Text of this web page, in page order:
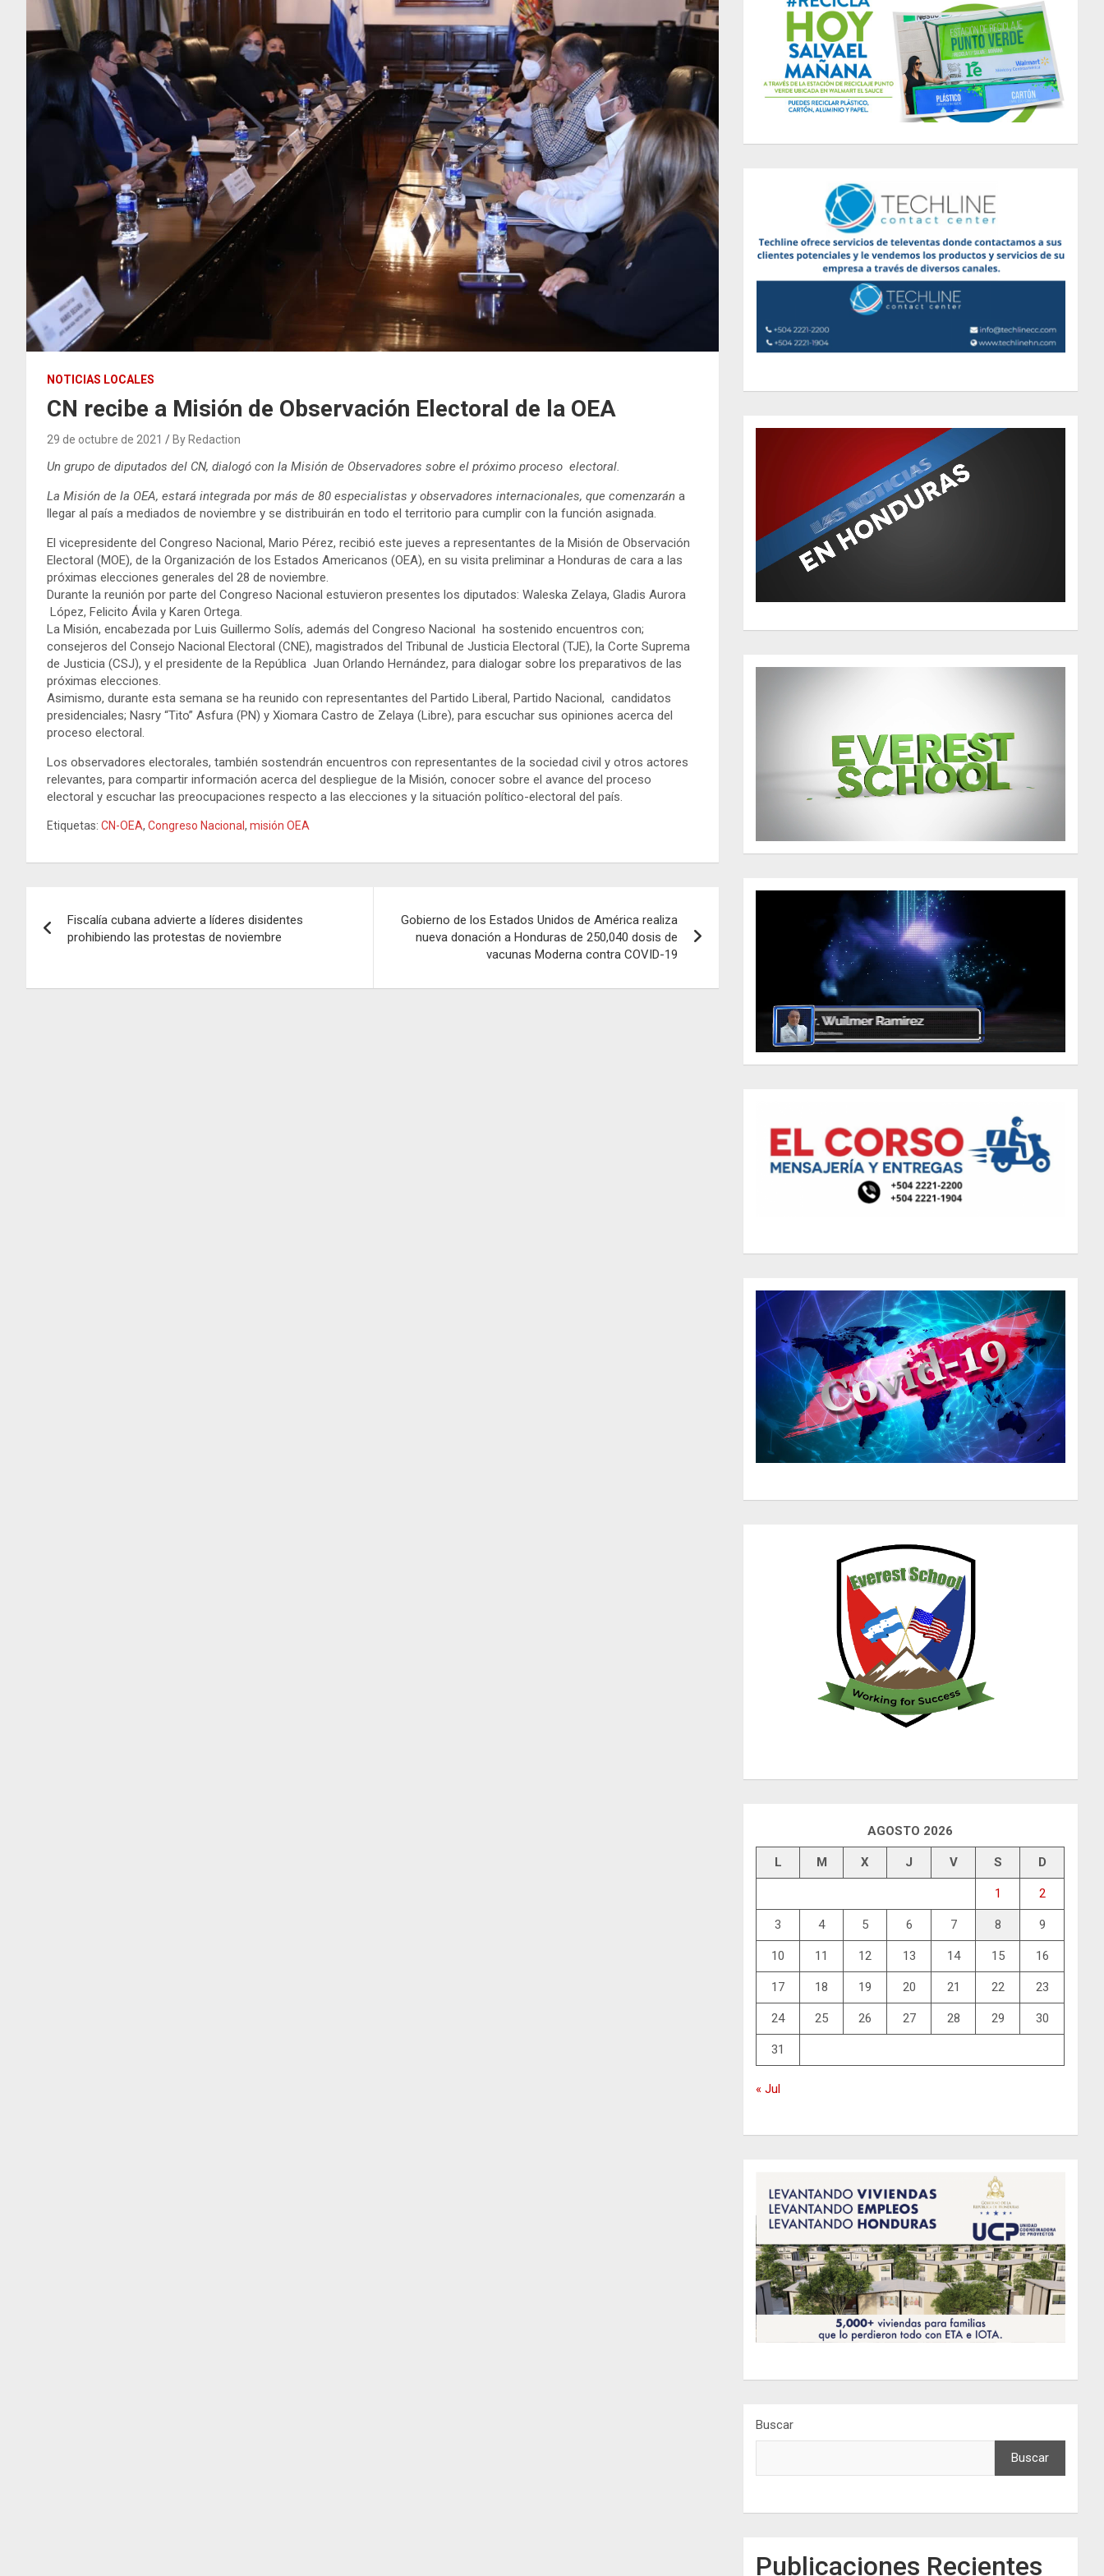
NOTICIAS LOCALES
CN recibe a Misión de Observación Electoral de la OEA
29 de octubre de 2021 By Redaction
Un grupo de diputados del CN, dialogó con la Misión de Observadores sobre el próximo proceso electoral.
La Misión de la OEA, estará integrada por más de 80 especialistas y observadores internacionales, que comenzarán a
llegar al país a mediados de noviembre y se distribuirán en todo el territorio para cumplir con la función asignada.
El vicepresidente del Congreso Nacional, Mario Pérez, recibió este jueves a representantes de la Misión de Observación
Electoral (MOE), de la Organización de los Estados Americanos (OEA), en su visita preliminar a Honduras de cara a las
próximas elecciones generales del 28 de noviembre.
Durante la reunión por parte del Congreso Nacional estuvieron presentes los diputados: Waleska Zelaya, Gladis Aurora
López, Felicito Ávila y Karen Ortega.
La Misión, encabezada por Luis Guillermo Solís, además del Congreso Nacional ha sostenido encuentros con;
consejeros del Consejo Nacional Electoral (CNE), magistrados del Tribunal de Justicia Electoral (TJE), la Corte Suprema
de Justicia (CSJ), y el presidente de la República Juan Orlando Hernández, para dialogar sobre los preparativos de las
próximas elecciones.
Asimismo, durante esta semana se ha reunido con representantes del Partido Liberal, Partido Nacional, candidatos
presidenciales; Nasry “Tito” Asfura (PN) y Xiomara Castro de Zelaya (Libre), para escuchar sus opiniones acerca del
proceso electoral.
Los observadores electorales, también sostendrán encuentros con representantes de la sociedad civil y otros actores
relevantes, para compartir información acerca del despliegue de la Misión, conocer sobre el avance del proceso
electoral y escuchar las preocupaciones respecto a las elecciones y la situación político-electoral del país.
Etiquetas: CN-OEA, Congreso Nacional , misión OEA
de
Fiscalía cubana advierte a líderes disidentes
prohibiendo las protestas de noviembre
Gobierno de los Estados Unidos de América realiza
nueva donación a Honduras de 250,040 dosis de
vacunas Moderna contra COVID-19
AGOSTO 2026
L M X J V S D
1 2
3 4 5 6 7 8 9
10 11 12 13 14 15 16
17 18 19 20 21 22 23
24 25 26 27 28 29 30
31
« Jul
Buscar
Buscar
Publicaciones Recientes